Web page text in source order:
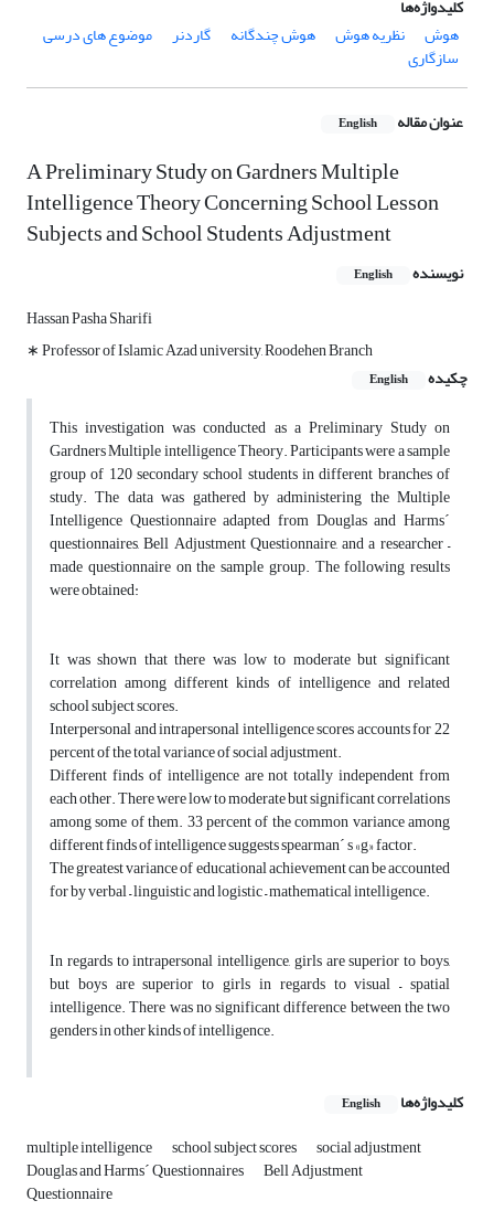
کلیدواژه‌ها
هوش
نظریه هوش هوش چندگانه گاردنر موضوع های درسی
سازگاری
عنوان مقاله English
A Preliminary Study on Gardners Multiple
Intelligence Theory Concerning School Lesson
Subjects and School Students Adjustment
نویسنده English
Hassan Pasha Sharifi
∗ Professor of Islamic Azad university, Roodehen Branch
چکیده
English
This investigation was conducted as a Preliminary Study on
Gardners Multiple intelligence Theory. Participants were a sample
group of 120 secondary school students in different branches of
study. The data was gathered by administering the Multiple
Intelligence Questionnaire adapted from Douglas and Harms´
questionnaires, Bell Adjustment Questionnaire, and a researcher –
made questionnaire on the sample group. The following results
were obtained:
It was shown that there was low to moderate but significant
correlation among different kinds of intelligence and related
school subject scores.
Interpersonal and intrapersonal intelligence scores accounts for 22
percent of the total variance of social adjustment.
Different finds of intelligence are not totally independent from
each other. There were low to moderate but significant correlations
among some of them. 33 percent of the common variance among
different finds of intelligence suggests spearman´ s «g» factor.
The greatest variance of educational achievement can be accounted
for by verbal – linguistic and logistic – mathematical intelligence.
In regards to intrapersonal intelligence, girls are superior to boys,
but boys are superior to girls in regards to visual – spatial
intelligence. There was no significant difference between the two
genders in other kinds of intelligence.
کلیدواژه‌ها English
multiple intelligence school subject scores social adjustment
Douglas and Harms´ Questionnaires Bell Adjustment
Questionnaire